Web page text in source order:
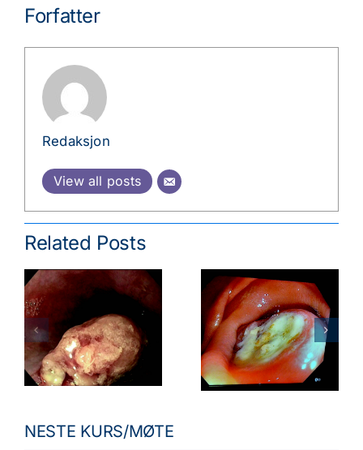
Forfatter
Redaksjon
View all posts
Related Posts
NESTE KURS/MØTE